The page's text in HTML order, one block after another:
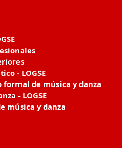
- LOGSE
formal de música y danza
- LOGSE
música y danza